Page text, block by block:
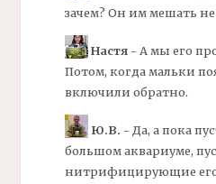
зачем? Он им мешать не
Настя- А мы его
Потом, когда мальки
включили обратно.
Ю.В. - Да, а пока
большом аквариуме,
нитрифицирующие его